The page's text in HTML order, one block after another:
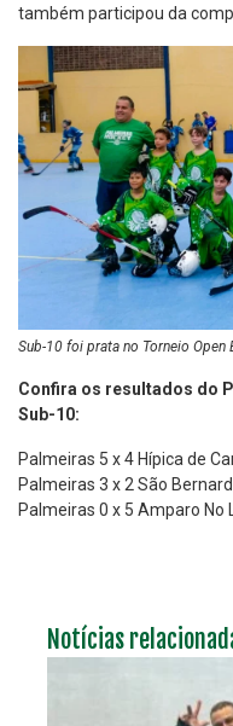
também participou da
Sub-10 foi prata no Torneio Open
Confira os resultados do
Sub-10:
Palmeiras 5 x 4 Hípica de
Palmeiras 3 x 2 São
Palmeiras 0 x 5 Amparo No
Notícias